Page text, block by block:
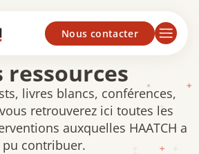
Nous contacter
ressources
livres blancs, conférences,
retrouverez ici toutes les
auxquelles HAATCH a
pu contribuer.